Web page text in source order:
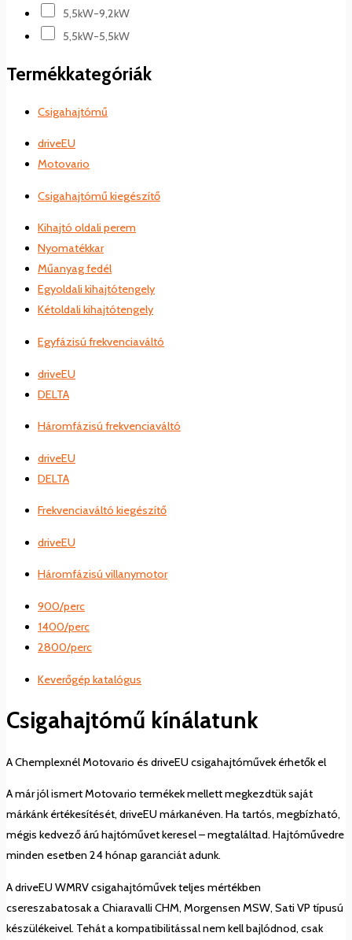
5,5kW-9,2kW
5,5kW-5,5kW
Termékkategóriák
Csigahajtómű
driveEU
Motovario
Csigahajtómű kiegészítő
Kihajtó oldali perem
Nyomatékkar
Műanyag fedél
Egyoldali kihajtótengely
Kétoldali kihajtótengely
Egyfázisú frekvenciaváltó
driveEU
DELTA
Háromfázisú frekvenciaváltó
driveEU
DELTA
Frekvenciaváltó kiegészítő
driveEU
Háromfázisú villanymotor
900/perc
1400/perc
2800/perc
Keverőgép katalógus
Csigahajtómű kínálatunk
A Chemplexnél Motovario és driveEU csigahajtóművek érhetők el
A már jól ismert Motovario termékek mellett megkezdtük saját
márkánk értékesítését, driveEU márkanéven. Ha tartós, megbízható,
mégis kedvező árú hajtóművet keresel – megtaláltad. Hajtóművedre
minden esetben 24 hónap garanciát adunk.
A driveEU WMRV csigahajtóművek teljes mértékben
csereszabatosak a Chiaravalli CHM, Morgensen MSW, Sati VP típusú
készülékeivel. Tehát a kompatibilitással nem kell bajlódnod, csak